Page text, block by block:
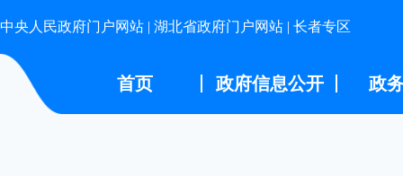
中央人民政府门户网站 | 湖北省政府门户网站 | 长者专区
首页 政府信息公开 政